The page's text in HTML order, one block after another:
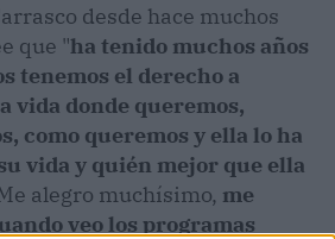
desde hace muchos
que "ha tenido muchos años
tenemos el derecho a
vida donde queremos,
como queremos y ella lo ha
vida y quién mejor que ella
alegro muchísimo, me
veo los programas